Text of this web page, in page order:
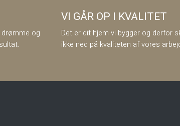
og
VI GÅR OP I KVALITET
​​Det er dit hjem vi bygger og derfor
ikke ned på kvaliteten af vores